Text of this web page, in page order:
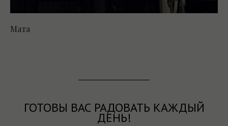
Мата
ГОТОВЫ ВАС РАДОВАТЬ КАЖДЫЙ
ДЕНЬ!